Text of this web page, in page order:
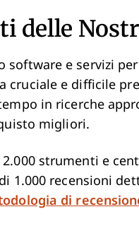
delle
software e servizi
cruciale e difficile
in ricerche
migliori.
strumenti e
1.000 recensioni
di